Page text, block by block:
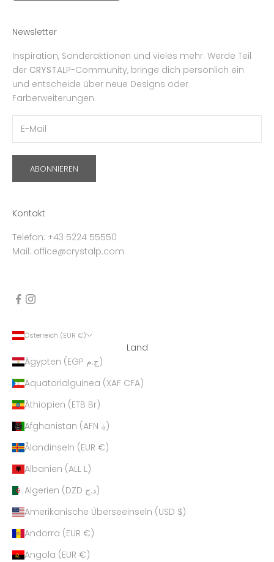
Newsletter
Inspiration, Sonderaktionen und vieles mehr. Werde Teil
der CRYSTALP-Community, bringe dich persönlich ein
und entscheide über neue Designs oder
Farberweiterungen.
ABONNIEREN
Kontakt
Telefon: +43 5224 55550
Mail: office@crystalp.com
Österreich (EUR €)
Land
Ägypten (EGP ج.م)
Äquatorialguinea (XAF CFA)
Äthiopien (ETB Br)
Afghanistan (AFN ؋)
Ålandinseln (EUR €)
Albanien (ALL L)
Algerien (DZD د.ج)
Amerikanische Überseeinseln (USD $)
Andorra (EUR €)
Angola (EUR €)